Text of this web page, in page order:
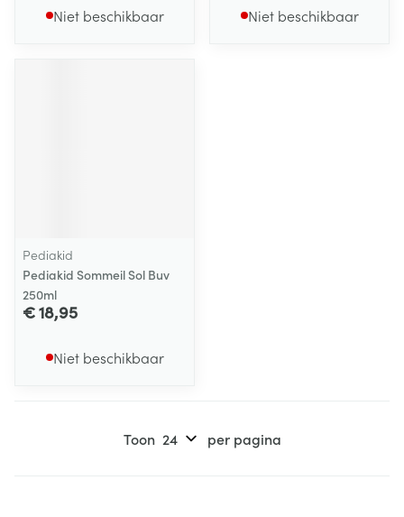
Niet beschikbaar Niet beschikbaar
Pediakid
Pediakid Sommeil Sol Buv
250ml
€ 18,95
Niet beschikbaar
Toon per pagina